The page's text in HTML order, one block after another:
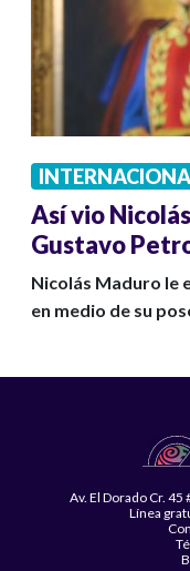
Así vio
Gustavo
Nicolás Maduro le
en medio de su
Av. El Dorado Cr.
Línea